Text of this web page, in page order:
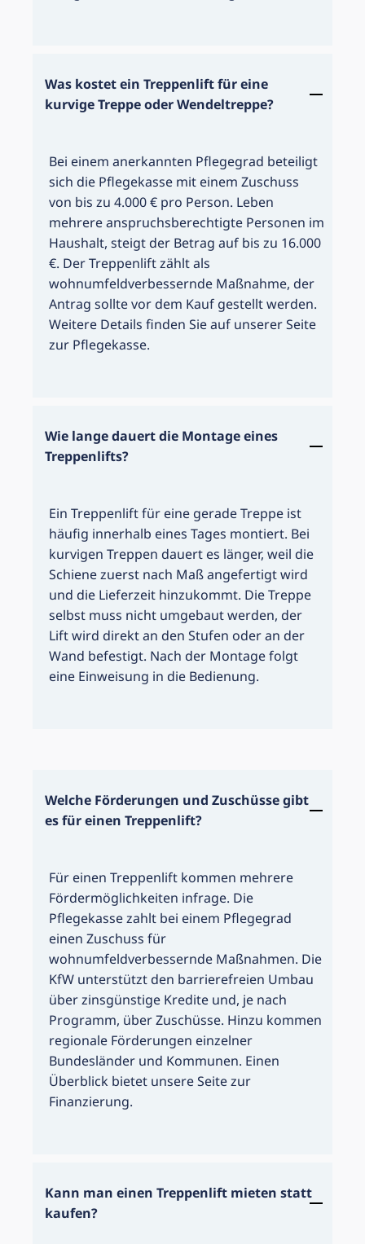
Was kostet ein Treppenlift für eine
kurvige Treppe oder Wendeltreppe?
Bei einem anerkannten Pflegegrad beteiligt
sich die Pflegekasse mit einem Zuschuss
von bis zu 4.000 € pro Person. Leben
mehrere anspruchsberechtigte Personen im
Haushalt, steigt der Betrag auf bis zu 16.000
€. Der Treppenlift zählt als
wohnumfeldverbessernde Maßnahme, der
Antrag sollte vor dem Kauf gestellt werden.
Weitere Details finden Sie auf unserer Seite
zur Pflegekasse.
Wie lange dauert die Montage eines
Treppenlifts?
Ein Treppenlift für eine gerade Treppe ist
häufig innerhalb eines Tages montiert. Bei
kurvigen Treppen dauert es länger, weil die
Schiene zuerst nach Maß angefertigt wird
und die Lieferzeit hinzukommt. Die Treppe
selbst muss nicht umgebaut werden, der
Lift wird direkt an den Stufen oder an der
Wand befestigt. Nach der Montage folgt
eine Einweisung in die Bedienung.
Welche Förderungen und Zuschüsse gibt
es für einen Treppenlift?
Für einen Treppenlift kommen mehrere
Fördermöglichkeiten infrage. Die
Pflegekasse zahlt bei einem Pflegegrad
einen Zuschuss für
wohnumfeldverbessernde Maßnahmen. Die
KfW unterstützt den barrierefreien Umbau
über zinsgünstige Kredite und, je nach
Programm, über Zuschüsse. Hinzu kommen
regionale Förderungen einzelner
Bundesländer und Kommunen. Einen
Überblick bietet unsere Seite zur
Finanzierung.
Kann man einen Treppenlift mieten statt
kaufen?